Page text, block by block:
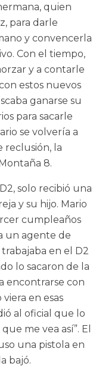
quien
para darle
y convencerla
Con el tiempo,
y a contarle
estos nuevos
ganarse su
para sacarle
se volvería a
reclusión, la
8.
solo recibió una
y su hijo. Mario
cumpleaños
un agente de
en el D2
lo sacaron de la
encontrarse con
en esas
al oficial que lo
me vea así”. El
una pistola en
bajó.